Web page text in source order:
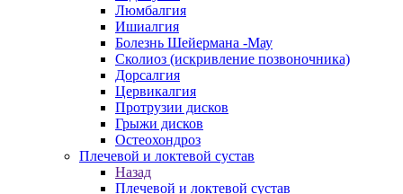
Люмбалгия
Ишиалгия
Болезнь Шейермана -Мау
Сколиоз (искривление позвоночника)
Дорсалгия
Цервикалгия
Протрузии дисков
Грыжи дисков
Остеохондроз
Плечевой и локтевой сустав
Назад
Плечевой и локтевой сустав